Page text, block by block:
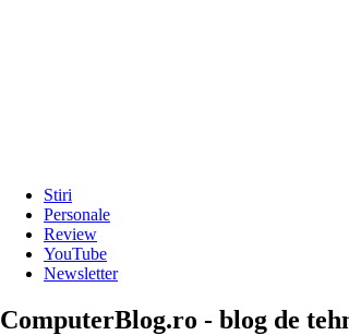
Stiri
Personale
Review
YouTube
Newsletter
ComputerBlog.ro - blog de